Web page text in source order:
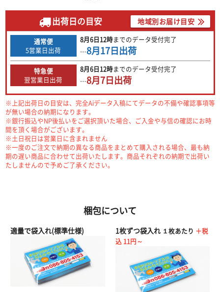
出荷日の目安 地域別お届け目安
通常便
5営業日出荷
8月6日12時までのデータ受付完了
…8月17日出荷
特急便
翌営業日出荷
8月6日12時までのデータ受付完了
…8月7日出荷
※上記出荷日の目安は、完全Aiデータ入稿にてデータの不備や確認事項等
が無い場合の納期になります。
※銀行振込やNP後払いをご選択頂いた場合、ご入金や与信の確認にお時
間を頂く場合がございます。
※土日祝日は営業日に含まれません
※一度のご注文で納期の異なる商品をまとめて購入される場合、最も納
期の遅い商品に合わせて出荷いたします。商品それぞれの納期で出荷い
たしませんので予めご了承ください。
梱包について
適量で袋入れ(標準仕様) 1枚ずつ袋入れ １枚あたり ＋税
込 11円～